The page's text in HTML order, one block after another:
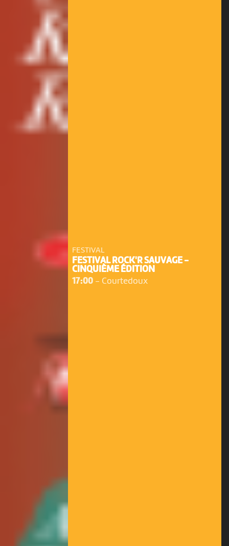
FESTIVAL
FESTIVAL ROCK'R SAUVAGE -
CINQUIÈME ÉDITION
17:00- Courtedoux